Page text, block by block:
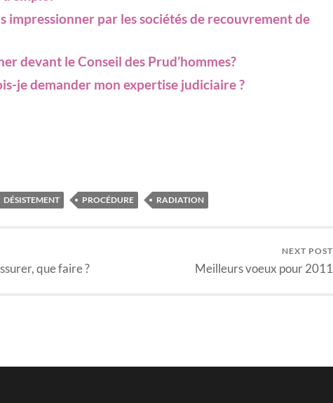
impressionner par les sociétés de recouvrement de
devant le Conseil des Prud’hommes?
je demander mon expertise judiciaire ?
DÉSISTEMENT PROCÉDURE RADIATION
que faire ?
NEXT POST
Meilleurs voeux pour 2011